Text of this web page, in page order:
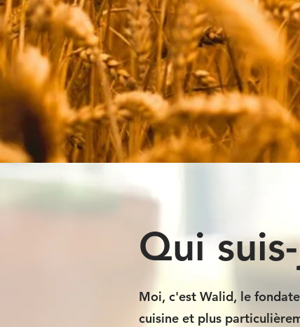
Qui
Moi, c'est Walid, le
cuisine et plus